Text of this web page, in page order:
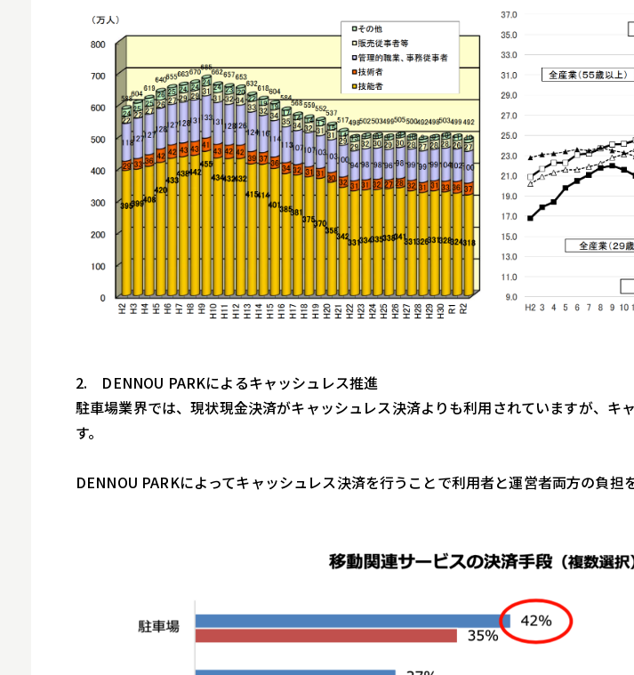
2. DENNOU PARKによるキャッシュレス推進
駐車場業界では、現状現金決済がキャッシュレス決済よりも利用されていますが、キ
す。
DENNOU PARKによってキャッシュレス決済を行うことで利用者と運営者両方の負担